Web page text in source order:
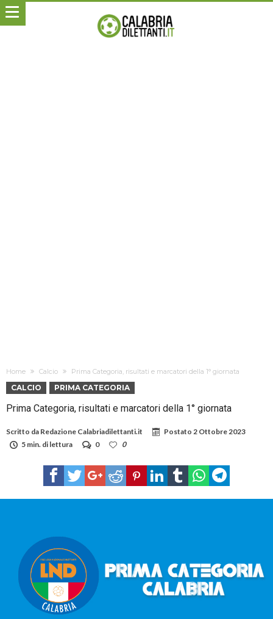
Home Calcio Prima Categoria, risultati e marcatori della 1° giornata
CALCIO PRIMA CATEGORIA
Prima Categoria, risultati e marcatori della 1° giornata
Scritto da Redazione Calabriadilettanti.it Postato 2 Ottobre 2023
5 min. di lettura
0 0